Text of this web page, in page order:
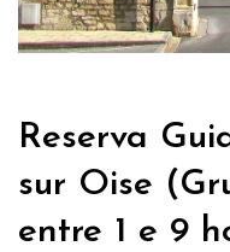
Reserva
sur Oise
entre 1 e 9